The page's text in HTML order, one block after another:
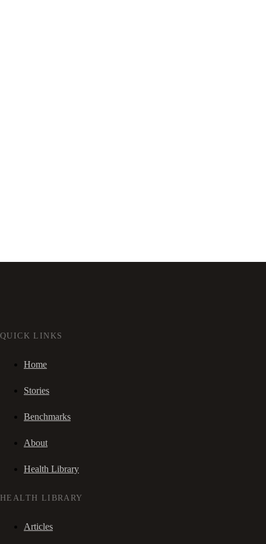
QUICK LINKS
Home
Stories
Benchmarks
About
Health Library
HEALTH LIBRARY
Articles